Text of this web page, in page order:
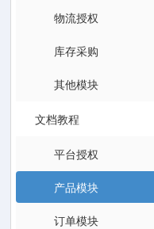
物流授权
库存采购
其他模块
文档教程
平台授权
产品模块
订单模块